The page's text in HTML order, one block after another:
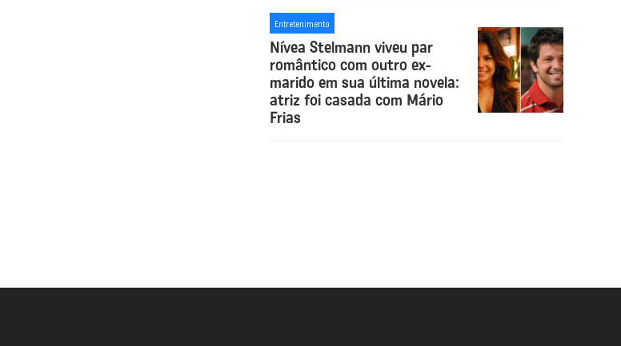
Entretenimento
Nívea Stelmann viveu par
romântico com outro ex-
marido em sua última novela:
atriz foi casada com Mário
Frias